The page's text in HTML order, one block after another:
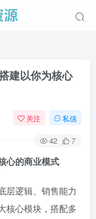
建以你为核心
关注 私信
42 7
心的商业模式
层逻辑、销售能力
核心模块，搭配多